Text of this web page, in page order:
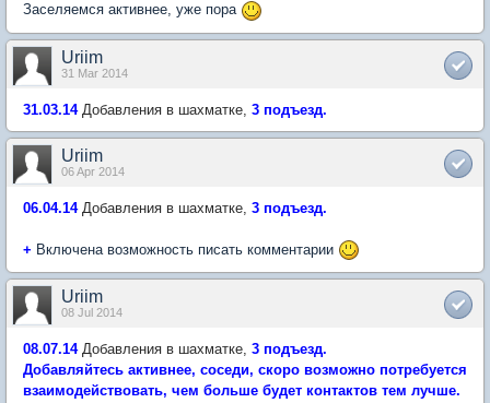
Заселяемся активнее, уже пора
Uriim
31 Mar 2014
31.03.14 Добавления в шахматке, 3 подъезд.
Uriim
06 Apr 2014
06.04.14 Добавления в шахматке, 3 подъезд.
+ Включена возможность писать комментарии
Uriim
08 Jul 2014
08.07.14 Добавления в шахматке, 3 подъезд.
Добавляйтесь активнее, соседи, скоро возможно потребуется
взаимодействовать, чем больше будет контактов тем лучше.